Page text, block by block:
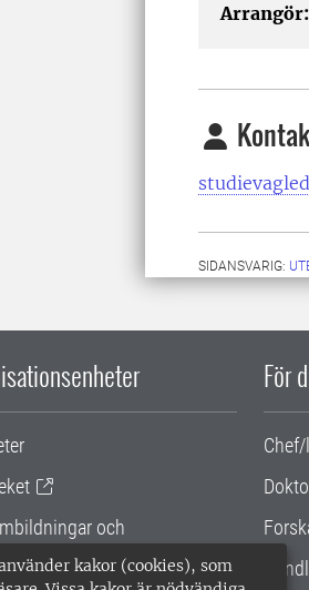
kakor (cookies), som
Arrangör:
SIDANSVARIG:
och
För